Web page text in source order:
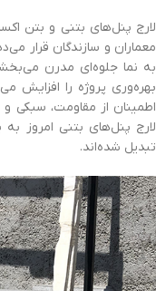
لارج پنل‌های بتنی و بتن
معماران و سازندگان قرار
به نما جلوه‌ای مدرن
بهره‌وری پروژه را افزایش
اطمینان از مقاومت، سبکی
لارج پنل‌های بتنی امروز
تبدیل شده‌اند.